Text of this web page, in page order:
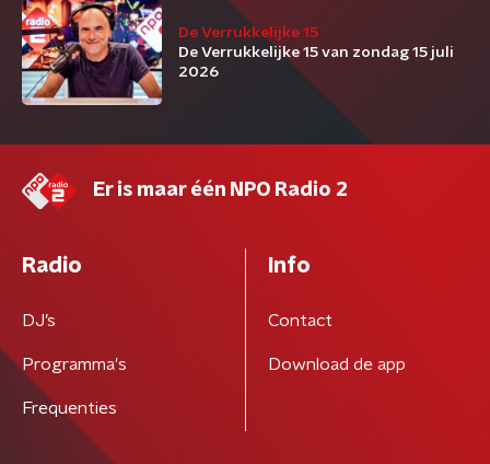
De Verrukkelijke 15
De Verrukkelijke 15 van zondag 15 juli
2026
Er is maar één NPO Radio 2
Radio
DJ’s
Programma's
Frequenties
Info
Contact
Download de app